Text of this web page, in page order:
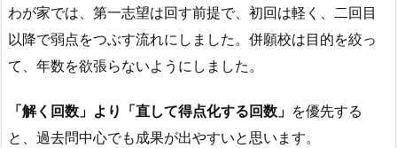
わが家では、第一志望は回す前提で、初回は軽く、二回目
以降で弱点をつぶす流れにしました。併願校は目的を絞っ
て、年数を欲張らないようにしました。
「解く回数」より「直して得点化する回数」 を優先する
と、過去問中心でも成果が出やすいと思います。